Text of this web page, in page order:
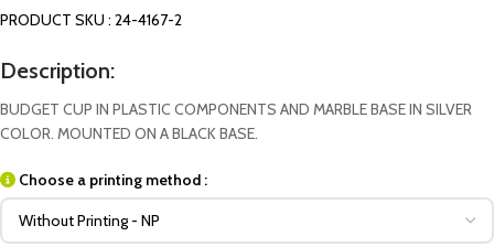
PRODUCT SKU : 24-4167-2
Description:
BUDGET CUP IN PLASTIC COMPONENTS AND MARBLE BASE IN SILVER
COLOR. MOUNTED ON A BLACK BASE.
Choose a printing method :